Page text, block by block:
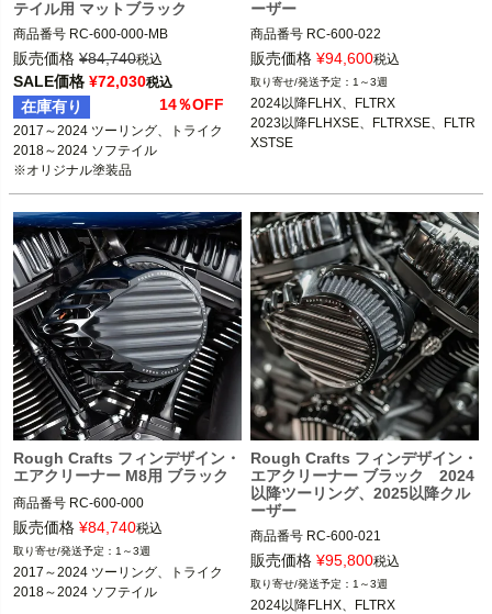
テイル用 マットブラック
商品番号 RC-600-000-MB
2024 FLHRXS、FLHTK、FLTRK
2017～2023 ツーリング、トライク
2018～2024 ソフテイル
※オリジナル塗装品
Rough Crafts（ラフクラフト）
販売価格 ¥84,740税込
SALE価格 ¥72,030税込
在庫有り 14％OFF
2017～2024 ツーリング、トライク
2018～2024 ソフテイル
ーザー
商品番号 RC-600-022
Rough Crafts（ラフクラフト）
販売価格 ¥94,600税込
1～3週
2024以降FLHX、FLTRX
2023以降FLHXSE、FLTRXSE、FLTR
XSTSE
Rough Crafts フィンデザイン・
エアクリーナー M8用 ブラック
商品番号 RC-600-000
3OT：1010-2724
2BC：RC0013
Rough Crafts（ラフクラフト）
販売価格 ¥84,740税込
1～3週
2017～2024 ツーリング、トライク
Rough Crafts フィンデザイン・
エアクリーナー ブラック 2024
以降ツーリング、2025以降クル
ーザー
商品番号 RC-600-021
Rough Crafts（ラフクラフト）
販売価格 ¥95,800税込
1～3週
2024以降FLHX、FLTRX